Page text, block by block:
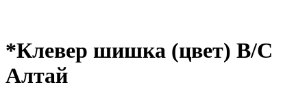
*Клевер шишка (цвет) В/С
Алтай